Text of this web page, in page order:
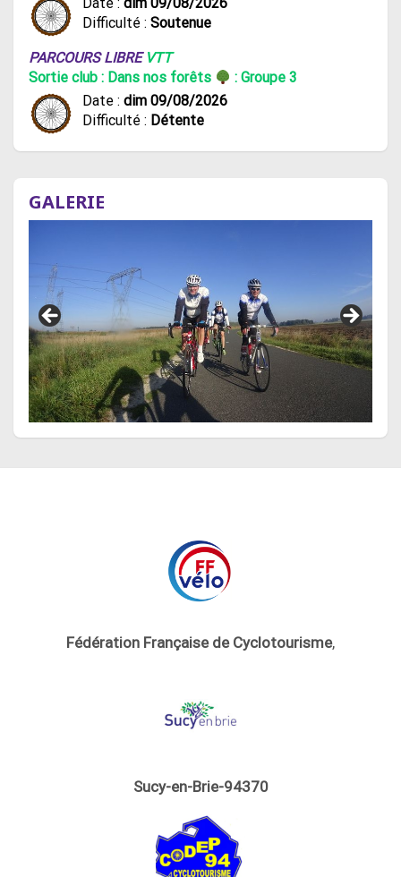
Difficulté : Soutenue
PARCOURS LIBRE VTT
Sortie club : Dans nos forêts
: Groupe 3
Date : dim 09/08/2026
Difficulté : Détente
GALERIE
Fédération Française de Cyclotourisme,
Sucy-en-Brie-94370